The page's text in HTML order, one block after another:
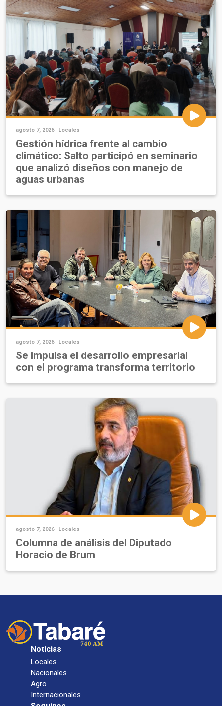
agosto 7, 2026 | Locales
Gestión hídrica frente al cambio
climático: Salto participó en seminario
que analizó diseños con manejo de
aguas urbanas
agosto 7, 2026 | Locales
Se impulsa el desarrollo empresarial
con el programa transforma territorio
agosto 7, 2026 | Locales
Columna de análisis del Diputado
Horacio de Brum
Noticias
Locales
Nacionales
Agro
Internacionales